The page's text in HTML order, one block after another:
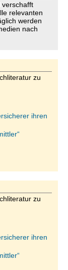
verschafft
relevanten
werden
nach
zu
ihren
zu
ihren